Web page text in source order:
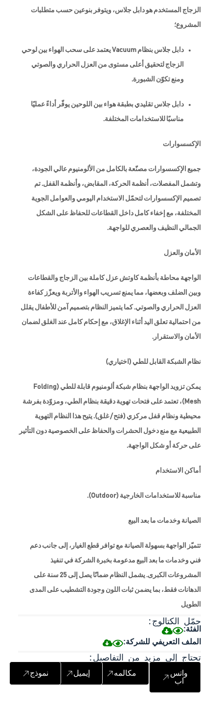
الزجاج المستخدم هو دابل جلاس، ويتوفر بنوعين حسب متطلبات
المشروع؛
دابل جلاس بنظام Vacuum يعتمد على سحب الهواء بين لوحي
الزجاج لتحقيق أعلى مستوى من العزل الحراري والصوتي
ومنع تكوّن الشبورة.
دابل جلاس تقليدي بطبقة هواء بين اللوحين يوفّر أداءً عمليًا
مناسبًا للاستخدامات المختلفة.
الإكسسوارات
جميع الإكسسوارات مصنّعة بالكامل من الألومنيوم عالي الجودة،
وتشمل المفصلات، أنظمة الحركة، المقابض، وأنظمة القفل. تم
تصميم الإكسسوارات لتحمّل الاستخدام اليومي والعوامل الجوية
المختلفة، مع إخفاء كامل داخل القطاعات للحفاظ على الشكل
الجمالي النظيف والعصري للواجهة.
الأمان والعزل
الواجهة محاطة بأنظمة كاوتش عزل كاملة بين الزجاج والقطاعات
وبين الضلف وبعضها، مما يمنع تسريب الهواء والأتربة ويعزّز كفاءة
العزل الحراري والصوتي. كما يتميز النظام بتصميم آمن للأطفال يقلل
من احتمالية تعلق اليد أثناء الإغلاق، مع إحكام كامل عند الغلق لضمان
الأمان والاستقرار.
نظام الشبكة القابل للطي (اختياري)
يمكن تزويد الواجهة بنظام شبكة ألومنيوم قابلة للطي (Folding
Mesh)، تعتمد على فتحات تهوية دقيقة بنظام الطي، ومزوّدة بفرشة
محيطية ونظام قفل مركزي (فتح / غلق). يتيح هذا النظام التهوية
الطبيعية مع منع دخول الحشرات والحفاظ على الخصوصية دون التأثير
على حركة أو شكل الواجهة.
أماكن الاستخدام
مناسبة للاستخدامات الخارجية (Outdoor).
الصيانة وخدمات ما بعد البيع
تتميّز الواجهة بسهولة الصيانة مع توافر قطع الغيار، إلى جانب دعم
فني وخدمات ما بعد البيع مدعومة بخبرة الشركة في تنفيذ
المشروعات الكبرى. يشمل النظام ضمانًا يصل إلى 25 سنة على
الدهانات فقط، بما يضمن ثبات اللون وجودة التشطيب على المدى
الطويل
حمّل الكتالوج:
الفئة:
الملف التعريفي للشركة:
تحتاج إلى مزيد من التفاصيل:
واتس
اب
مكالمه إيميل نموذج